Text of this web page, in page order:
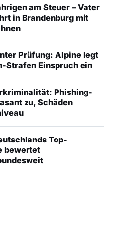
am Steuer – Vater
in Brandenburg mit
Prüfung: Alpine legt
Strafen Einspruch ein
Phishing-
zu, Schäden
Top-
bewertet